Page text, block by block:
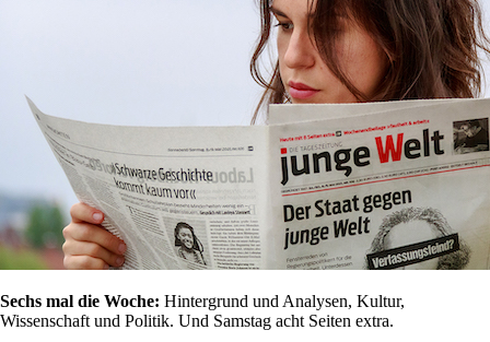
Sechs mal die Woche: Hintergrund und Analysen, Kultur,
Wissenschaft und Politik. Und Samstag acht Seiten extra.